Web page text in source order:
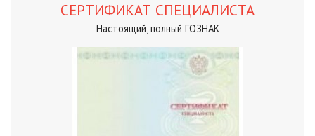
СЕРТИФИКАТ СПЕЦИАЛИСТА
Настоящий, полный ГОЗНАК